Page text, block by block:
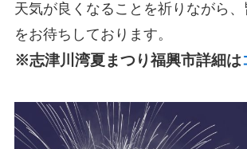
天気が良くなることを祈りながら
をお待ちしております。
※志津川湾夏まつり福興市詳細は